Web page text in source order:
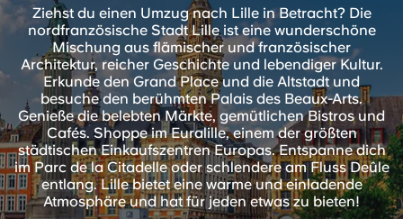
Konto Sprache
English (GB)
English (US)
Chinese
Wähle ein Land aus
Wähle eine Stadt aus
Wähle eine Unterkunft aus
Anmelden
Jetzt buchen
Italian French
Portuguese
Ziehst du einen Umzug nach Lille in Betracht? Die
nordfranzösische Stadt Lille ist eine wunderschöne
Mischung aus flämischer und französischer
Architektur, reicher Geschichte und lebendiger Kultur.
Erkunde den Grand Place und die Altstadt und
besuche den berühmten Palais des Beaux-Arts.
Genieße die belebten Märkte, gemütlichen Bistros und
Cafés. Shoppe im Euralille, einem der größten
städtischen Einkaufszentren Europas. Entspanne dich
im Parc de la Citadelle oder schlendere am Fluss Deûle
entlang. Lille bietet eine warme und einladende
Atmosphäre und hat für jeden etwas zu bieten!